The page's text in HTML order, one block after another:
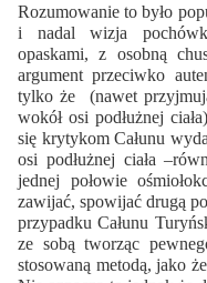
Rozumowanie to było
i nadal wizja
opaskami, z osobną
argument przeciwko
tylko że (nawet
wokół osi podłużnej
się krytykom Całunu
osi podłużnej ciała
jednej połowie
zawijać, spowijać drugą
przypadku Całunu
ze sobą tworząc
stosowaną metodą, jako